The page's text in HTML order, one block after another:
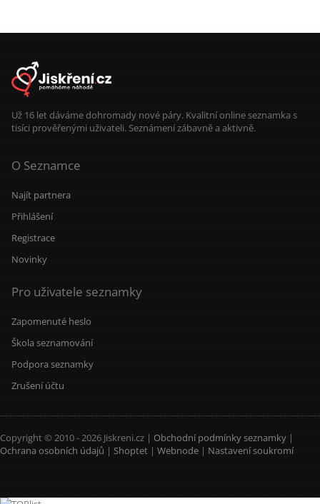
Už 16 let dáváme dohromady nové páry. Kvalitní online seznamka s
tisíci prověřenými uživateli. Seznámení zábavně a aktivně.
O Seznamce
Najít partnera
Přihlášení
Registrace
Novinky
Pro uživatele seznamky
Zapomenuté heslo
Škola seznamování
Podpora seznamky
Zrušení účtu
Copyright © 2010 - 2026 Jiskreni.cz | Obchodní podmínky seznamky |
Ochrana osobních údajů | Shoptet | Webnode | Nastavení soukromí